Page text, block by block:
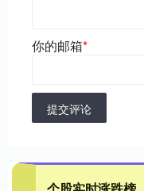
你的邮箱*
提交评论